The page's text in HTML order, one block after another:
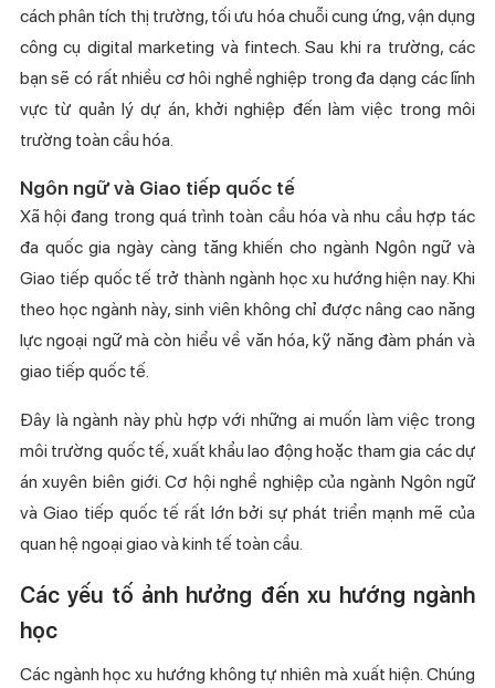
cách phân tích thị trường, tối ưu hóa chuỗi cung ứng, vận dụng
công cụ digital marketing và fintech. Sau khi ra trường, các
bạn sẽ có rất nhiều cơ hôi nghề nghiệp trong đa dạng các lĩnh
vực từ quản lý dự án, khởi nghiệp đến làm việc trong môi
trường toàn cầu hóa.
Ngôn ngữvà Giao tiếp quốc tế
Xã hội đang trong quá trình toàn cầu hóa và nhu cầu hợp tác
đa quốc gia ngày càng tăng khiến cho ngành Ngôn ngữ và
Giao tiếp quốc tế trở thành ngành học xu hướng hiện nay. Khi
theo học ngành này, sinh viên không chỉ được nâng cao năng
lực ngoại ngữ mà còn hiểu về văn hóa, kỹ năng đàm phán và
giao tiếp quốc tế.
Đây là ngành này phù hợp với những ai muốn làm việc trong
môi trường quốc tế, xuất khẩu lao động hoặc tham gia các dự
án xuyên biên giới. Cơ hội nghề nghiệp của ngành Ngôn ngữ
và Giao tiếp quốc tế rất lớn bởi sự phát triển mạnh mẽ của
quan hệ ngoại giao và kinh tế toàn cầu.
Các yếu tố ảnh hưởng đến xu hướng ngành
học
Các ngành học xu hướng không tự nhiên mà xuất hiện. Chúng